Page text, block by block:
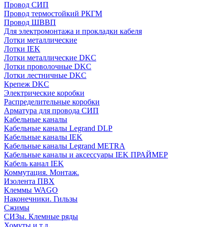
Провод СИП
Провод термостойкий РКГМ
Провод ШВВП
Для электромонтажа и прокладки кабеля
Лотки металлические
Лотки IEK
Лотки металлические DKC
Лотки проволочные DKC
Лотки лестничные DKC
Крепеж DKC
Электрические коробки
Распределительные коробки
Арматура для провода СИП
Кабельные каналы
Кабельные каналы Legrand DLP
Кабельные каналы IEK
Кабельные каналы Legrand METRA
Кабельные каналы и аксессуары IEK ПРАЙМЕР
Кабель канал IEK
Коммутация. Монтаж.
Изолента ПВХ
Клеммы WAGO
Наконечники. Гильзы
Сжимы
СИЗы. Клемные ряды
Хомуты и т.д.